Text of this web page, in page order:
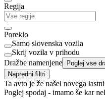
Regija
Poreklo
Samo slovenska vozila
Skrij vozila v prihodu
Dražbe namenjene Poglej vse
Napredni filtri
Ta avto je že našel novega
Poglej spodaj - imamo še kar